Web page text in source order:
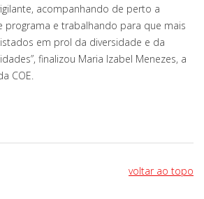
acompanhando de perto a
programa e trabalhando para que mais
em prol da diversidade e da
finalizou Maria Izabel Menezes, a
COE.
voltar ao topo